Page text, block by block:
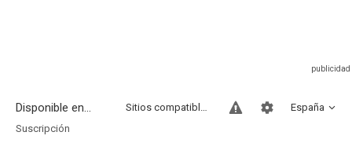
Disponible en... España
Sitios compatibles
Suscripción